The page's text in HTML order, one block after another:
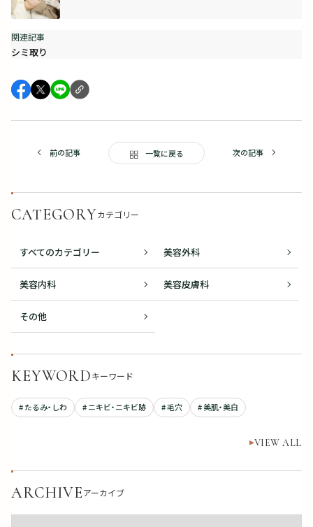
シミ取り
前の記事 一覧に戻る 次の記事
CATEGORYカテゴリー
すべてのカテゴリー 美容外科
美容内科 美容皮膚科
その他
KEYWORDキーワード
# たるみ・しわ # ニキビ・ニキビ跡 # 毛穴 # 美肌・美白
VIEW ALL
ARCHIVEアーカイブ